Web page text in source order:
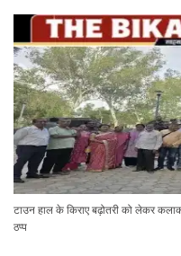
टाउन हाल के किराए बढ़ोतरी को लेकर
ठप्प